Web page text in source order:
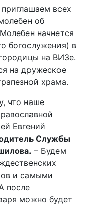
всех
об
начнется
богослужения) в
на ВИЗе.
на дружеское
храма.
что наше
Евгений
Службы
– Будем
и самыми
после
можно будет